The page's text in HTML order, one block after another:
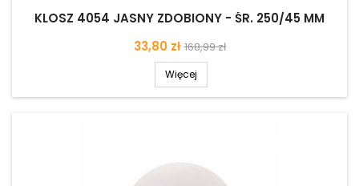
KLOSZ 4054 JASNY ZDOBIONY - ŚR. 250/45 MM
Cena
33,80 zł Cena
podstawowa
168,99 zł
Więcej